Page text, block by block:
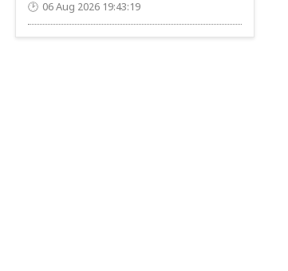
06 Aug 2026 19:43:19